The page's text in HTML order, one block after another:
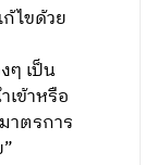
ไขด้วย​
ๆ​ เป็น​
เข้าหรือ
าตรการ​